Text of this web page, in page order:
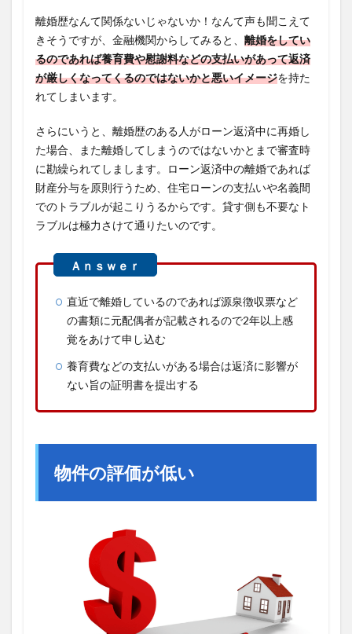
離婚歴なんて関係ないじゃないか！なんて声も聞こえて
きそうですが、金融機関からしてみると、 離婚をしてい
るのであれば養育費や慰謝料などの支払いがあって返済
が厳しくなってくるのではないかと悪いイメージを持た
れてしまいます。
さらにいうと、離婚歴のある人がローン返済中に再婚し
た場合、また離婚してしまうのではないかとまで審査時
に勘繰られてしまします。ローン返済中の離婚であれば
財産分与を原則行うため、住宅ローンの支払いや名義間
でのトラブルが起こりうるからです。貸す側も不要なト
ラブルは極力さけて通りたいのです。
直近で離婚しているのであれば源泉徴収票など
の書類に元配偶者が記載されるので2年以上感
覚をあけて申し込む
養育費などの支払いがある場合は返済に影響が
ない旨の証明書を提出する
物件の評価が低い